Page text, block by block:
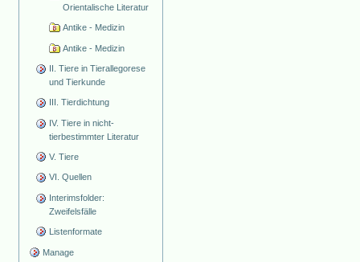
Orientalische Literatur
Antike - Medizin
Antike - Medizin
II. Tiere in Tierallegorese
und Tierkunde
III. Tierdichtung
IV. Tiere in nicht-
tierbestimmter Literatur
V. Tiere
VI. Quellen
Interimsfolder:
Zweifelsfälle
Listenformate
Manage